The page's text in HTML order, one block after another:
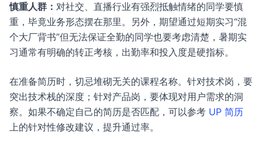
慎重人群： 对社交、直播行业有强烈抵触情绪的同学要慎
重，毕竟业务形态摆在那里。另外，期望通过短期实习“混
个大厂背书”但无法保证全勤的同学也要考虑清楚，暑期实
习通常有明确的转正考核，出勤率和投入度是硬指标。
在准备简历时，切忌堆砌无关的课程名称。针对技术岗，要
突出技术栈的深度；针对产品岗，要体现对用户需求的洞
察。如果不确定自己的简历是否匹配，可以参考 UP 简历
上的针对性修改建议，提升通过率。